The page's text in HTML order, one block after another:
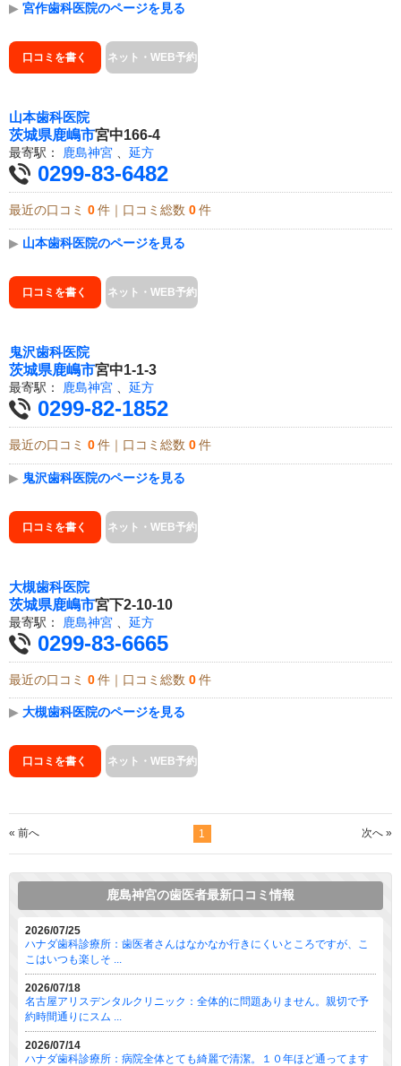
▶ 宮作歯科医院のページを見る
口コミを書く ネット・WEB予約
山本歯科医院
茨城県鹿嶋市宮中166-4
最寄駅： 鹿島神宮 延方
0299-83-6482
最近の口コミ 0 件｜口コミ総数 0 件
▶ 山本歯科医院のページを見る
口コミを書く ネット・WEB予約
鬼沢歯科医院
茨城県鹿嶋市宮中1-1-3
最寄駅： 鹿島神宮 延方
0299-82-1852
最近の口コミ 0 件｜口コミ総数 0 件
▶ 鬼沢歯科医院のページを見る
口コミを書く ネット・WEB予約
大槻歯科医院
茨城県鹿嶋市宮下2-10-10
最寄駅： 鹿島神宮 延方
0299-83-6665
最近の口コミ 0 件｜口コミ総数 0 件
▶ 大槻歯科医院のページを見る
口コミを書く ネット・WEB予約
« 前へ 1 次へ »
鹿島神宮の歯医者最新口コミ情報
2026/07/25
ハナダ歯科診療所：歯医者さんはなかなか行きにくいところですが、こ
こはいつも楽しそ ...
2026/07/18
名古屋アリスデンタルクリニック：全体的に問題ありません。親切で予
約時間通りにスム ...
2026/07/14
ハナダ歯科診療所：病院全体とても綺麗で清潔。１０年ほど通ってます